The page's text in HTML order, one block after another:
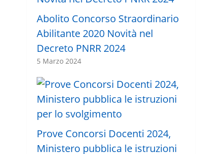
Abolito Concorso Straordinario
Abilitante 2020 Novità nel
Decreto PNRR 2024
5 Marzo 2024
Prove Concorsi Docenti 2024,
Ministero pubblica le istruzioni